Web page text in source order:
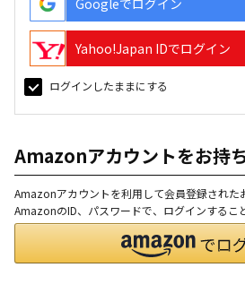
Yahoo!Japan IDでログイン
ログインしたままにする
Amazonアカウントをお持
Amazonアカウントを利用して会員登録された
AmazonのID、パスワードで、ログインするこ